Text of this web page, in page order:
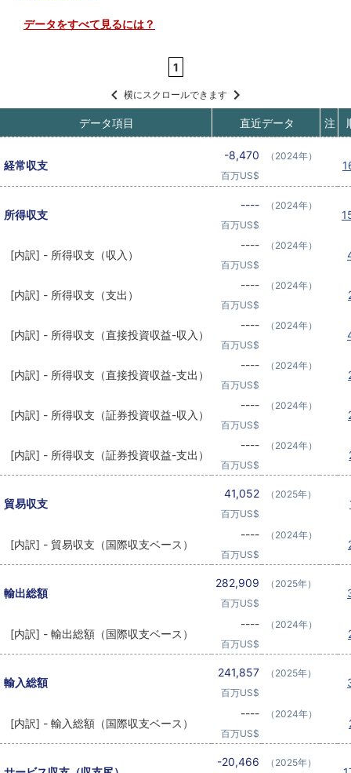
データをすべて見るには？
1
横にスクロールできます
データ項目 直近データ 注
経常収支
-8,470
百万US$
（2024年）
所得収支
----
百万US$
（2024年）
[内訳] - 所得収支（収入）
----
百万US$
（2024年）
[内訳] - 所得収支（支出）
----
百万US$
（2024年）
[内訳] - 所得収支（直接投資収益-収入）
----
百万US$
（2024年）
[内訳] - 所得収支（直接投資収益-支出）
----
百万US$
（2024年）
[内訳] - 所得収支（証券投資収益-収入）
----
百万US$
（2024年）
[内訳] - 所得収支（証券投資収益-支出）
----
百万US$
（2024年）
貿易収支
41,052
百万US$
（2025年）
[内訳] - 貿易収支（国際収支ベース）
----
百万US$
（2024年）
輸出総額
282,909
百万US$
（2025年）
[内訳] - 輸出総額（国際収支ベース）
----
百万US$
（2024年）
輸入総額
241,857
百万US$
（2025年）
[内訳] - 輸入総額（国際収支ベース）
----
百万US$
（2024年）
-20,466 （2025年）